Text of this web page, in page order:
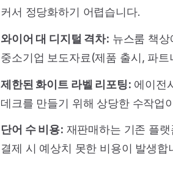
커서 정당화하기 어렵습니다.
와이어 대 디지털 격차: 뉴스룸 책
중소기업 보도자료(제품 출시, 파
제한된 화이트 라벨 리포팅: 에이전
데크를 만들기 위해 상당한 수작업
단어 수 비용: 재판매하는 기존 플
결제 시 예상치 못한 비용이 발생합